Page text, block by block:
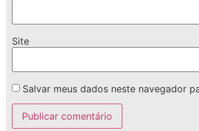
Site
Salvar meus dados neste navegador